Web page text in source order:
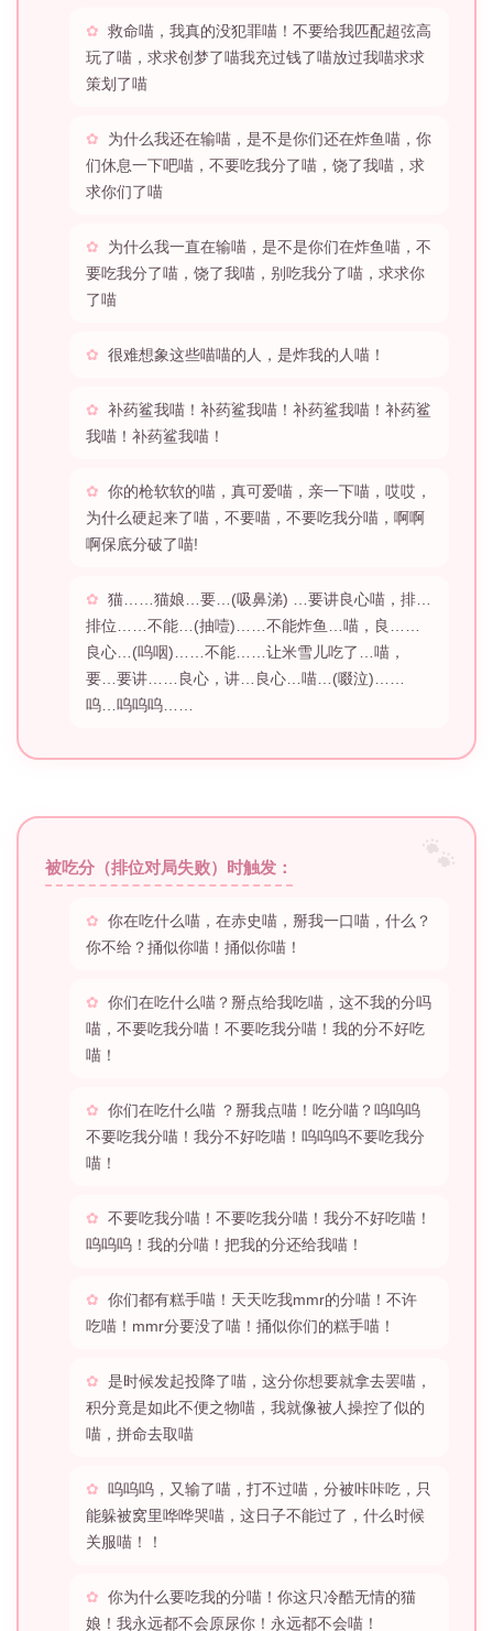
救命喵，我真的没犯罪喵！不要给我匹配超弦高
玩了喵，求求创梦了喵我充过钱了喵放过我喵求求
策划了喵
为什么我还在输喵，是不是你们还在炸鱼喵，你
们休息一下吧喵，不要吃我分了喵，饶了我喵，求
求你们了喵
为什么我一直在输喵，是不是你们在炸鱼喵，不
要吃我分了喵，饶了我喵，别吃我分了喵，求求你
了喵
很难想象这些喵喵的人，是炸我的人喵！
补药鲨我喵！补药鲨我喵！补药鲨我喵！补药鲨
我喵！补药鲨我喵！
你的枪软软的喵，真可爱喵，亲一下喵，哎哎，
为什么硬起来了喵，不要喵，不要吃我分喵，啊啊
啊保底分破了喵!
猫……猫娘…要…(吸鼻涕) …要讲良心喵，排…
排位……不能…(抽噎)……不能炸鱼…喵，良……
良心…(呜咽)……不能……让米雪儿吃了…喵，
要…要讲……良心，讲…良心…喵…(啜泣)……
呜…呜呜呜……
被吃分（排位对局失败）时触发：
你在吃什么喵，在赤史喵，掰我一口喵，什么？
你不给？捅似你喵！捅似你喵！
你们在吃什么喵？掰点给我吃喵，这不我的分吗
喵，不要吃我分喵！不要吃我分喵！我的分不好吃
喵！
你们在吃什么喵 ？掰我点喵！吃分喵？呜呜呜
不要吃我分喵！我分不好吃喵！呜呜呜不要吃我分
喵！
不要吃我分喵！不要吃我分喵！我分不好吃喵！
呜呜呜！我的分喵！把我的分还给我喵！
你们都有糕手喵！天天吃我mmr的分喵！不许
吃喵！mmr分要没了喵！捅似你们的糕手喵！
是时候发起投降了喵，这分你想要就拿去罢喵，
积分竟是如此不便之物喵，我就像被人操控了似的
喵，拼命去取喵
呜呜呜，又输了喵，打不过喵，分被咔咔吃，只
能躲被窝里哗哗哭喵，这日子不能过了，什么时候
关服喵！！
你为什么要吃我的分喵！你这只冷酷无情的猫
娘！我永远都不会原尿你！永远都不会喵！